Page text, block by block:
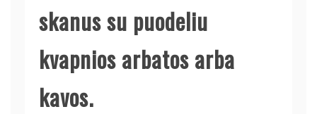
skanus su puodeliu
kvapnios arbatos arba
kavos.